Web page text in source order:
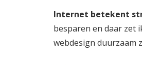
Internet betekent
besparen en daar zet
webdesign duurzaam